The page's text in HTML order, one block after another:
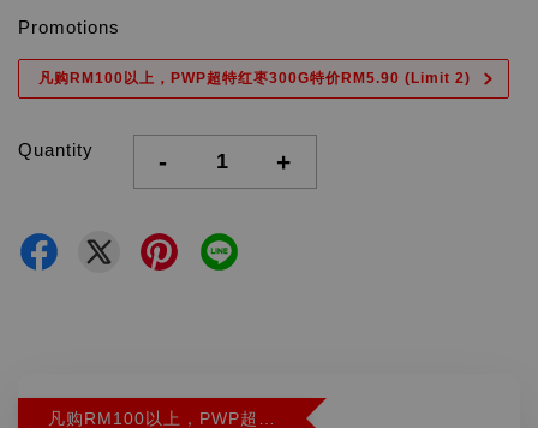
Promotions
凡购RM100以上，PWP超特红枣300G特价RM5.90 (Limit 2)
Quantity - +